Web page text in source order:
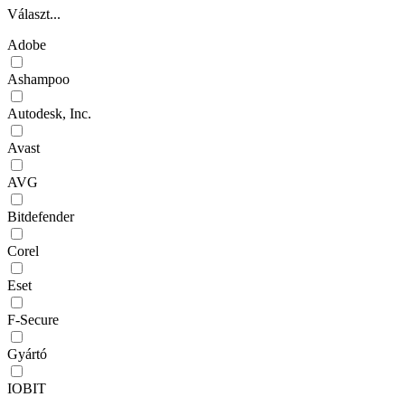
Választ...
Adobe
Ashampoo
Autodesk, Inc.
Avast
AVG
Bitdefender
Corel
Eset
F-Secure
Gyártó
IOBIT